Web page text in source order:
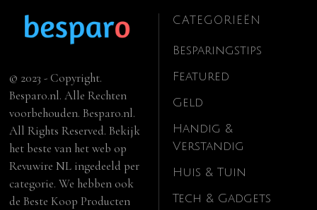
© 2023 - Copyright.
Besparo.nl. Alle Rechten
voorbehouden. Besparo.nl.
All Rights Reserved. Bekijk
het beste van het web op
Revuwire NL ingedeeld per
categorie. We hebben ook
deBeste Koop Producten
CATEGORIEËN
Besparingstips
Featured
Geld
Handig &
Verstandig
Huis & Tuin
Tech & Gadgets